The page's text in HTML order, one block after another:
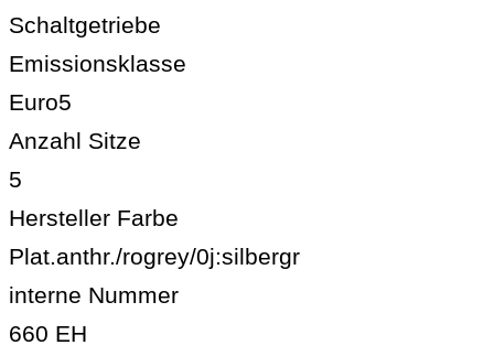
Schaltgetriebe
Emissionsklasse
Euro5
Anzahl Sitze
5
Hersteller Farbe
Plat.anthr./rogrey/0j:silbergr
interne Nummer
660 EH